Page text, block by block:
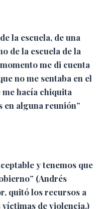
la escuela, de una
de la escuela de la
me di cuenta
no me sentaba en el
me hacía chiquita
en alguna reunión”
y tenemos que
(Andrés
quitó los recursos a
de violencia.)